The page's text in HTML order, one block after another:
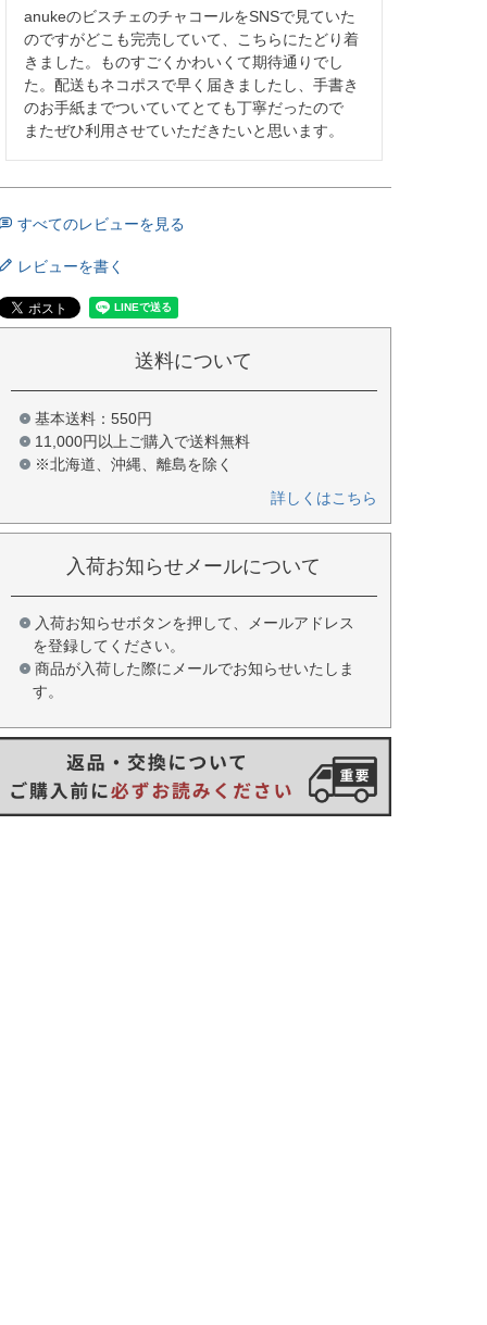
anukeのビスチェのチャコールをSNSで見ていた
のですがどこも完売していて、こちらにたどり着
きました。ものすごくかわいくて期待通りでし
た。配送もネコポスで早く届きましたし、手書き
のお手紙までついていてとても丁寧だったので
またぜひ利用させていただきたいと思います。
すべてのレビューを見る
レビューを書く
送料について
基本送料：550円
11,000円以上ご購入で送料無料
※北海道、沖縄、離島を除く
詳しくはこちら
入荷お知らせメールについて
入荷お知らせボタンを押して、メールアドレス
を登録してください。
商品が入荷した際にメールでお知らせいたしま
す。